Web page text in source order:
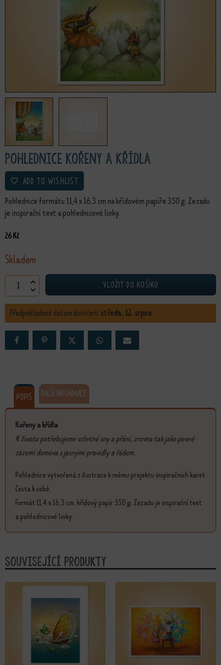
Pohlednice Kořeny a křídla
ADD TO WISHLIST
Pohlednice formátu 11,4 x 16,3 cm na křídovém papíře 350 g. Zezadu
je inspirační text a pohlednicové linky.
26Kč
Skladem
Pohlednice Kořeny a křídla množstvíVLOŽIT DO KOŠÍKU
Předpokládané datum doručení:středa, 12. srpna
POPIS DALŠÍ INFORMACE
Kořeny a křídla
K životu potřebujeme vzletné sny a přání, zrovna tak jako pevné
zázemí domova s jasnými pravidly a řádem.
Pohlednice vytvořená z ilustrace k mému projektu inspiračních karet
Cesta k sobě.
Formát 11,4 x 16,3 cm, křídový papír 350 g. Zezadu je inspirační text
a pohlednicové linky.
Související produkty
Tento produkt má více variant. Možnosti lze vybrat na stránce produktu